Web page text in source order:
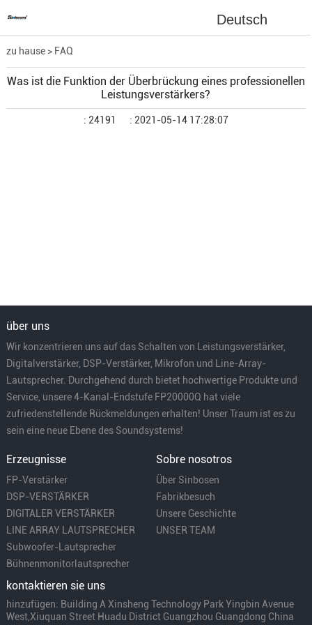
Deutsch
zu hause> FAQ
Was ist die Funktion der Überbrückung eines professionellen
Leistungsverstärkers?
: 24191 : 2021-05-14 17:28:07
über uns
Wir konzentrieren uns auf das Schalten von Leistungsverstärker,
Digitalverstärker, DSP-Verstärker, Mikrofon und Line-Array-
Lautsprecher. Durchgehend durch bietet hochwertige Produkte und
Service, unsere 4-Kanal-Endstufe FP20000Q hat viele
zufriedenstellende Rückmeldungen erhalten! Unser Traum ist es zu
sein eine neue Ebene des Soundsystems!
Erzeugnisse
FP-Verstärker
DSP-VERSTÄRKER
DIGITALER VERSTÄRKER
LINE ARRAY LAUTSPRECHER
Subwoofer-Lautsprecher
Bühnenmonitorlautsprecher
Sobre nosotros
Über Sinbosen
Fabrikbesuch
Unsere Geschichte
UNSER TEAM
kontaktieren sie uns
hinzufügen: Building A Xinsheng Technology Park Yingbin Avenue
West,Xiuquan Street Huadu District Guangzhou Guangdong China